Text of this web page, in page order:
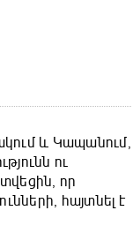
և Կապանում,
ու
որ
հայտնել է